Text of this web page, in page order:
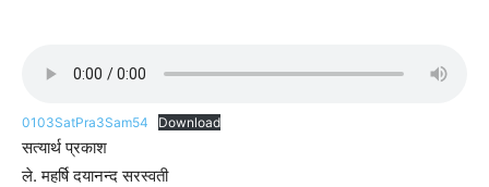
0103SatPra3Sam54 Download
सत्यार्थ प्रकाश
ले. महर्षि दयानन्द सरस्वती